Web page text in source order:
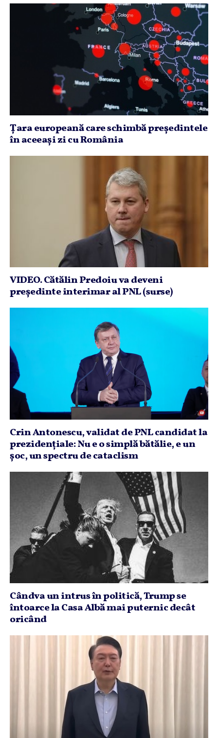
Ţara europeană care schimbă preşedintele
în aceeaşi zi cu România
VIDEO. Cătălin Predoiu va deveni
preşedinte interimar al PNL (surse)
Crin Antonescu, validat de PNL candidat la
prezidenţiale: Nu e o simplă bătălie, e un
şoc, un spectru de cataclism
Cândva un intrus în politică, Trump se
întoarce la Casa Albă mai puternic decât
oricând